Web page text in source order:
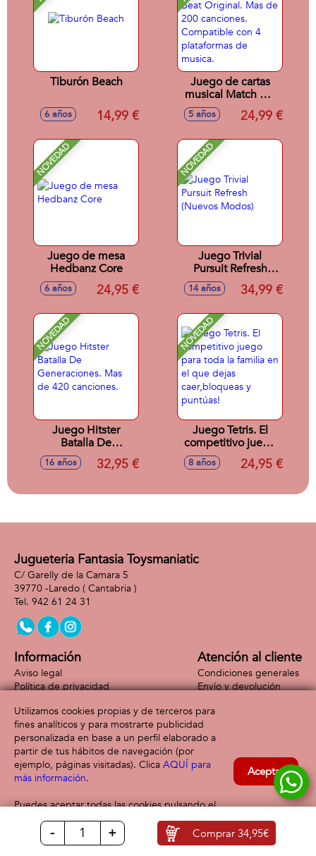
- + Comprar34,95€
Tiburón Beach
6 años 14,99 €
Juego de cartas
musical Match My
Beat Original. Mas
de 200 canciones.
plataformas de
musica.
5 años 24,99 €
NOVEDAD
Juego de mesa
Hedbanz Core
6 años 24,95 €
NOVEDAD
Juego Trivial
Pursuit Refresh
(Nuevos Modos)
14 años 34,99 €
NOVEDAD
Juego Hitster
Batalla De
Generaciones. Mas
de 420 canciones.
16 años 32,95 €
NOVEDAD
Juego Tetris. El
competitivo juego
para toda la familia
en el que dejas
puntúas!
8 años 24,95 €
Jugueteria Fantasia Toysmaniatic
C/ Garelly de la Camara 5
39770 -Laredo ( Cantabria )
942 61 24 31
Información
Aviso legal
Política de privacidad
Atención al cliente
Condiciones generales
Envío y devolución
Formas de pago
Utilizamos cookies propias y de terceros para
fines analíticos y para mostrarte publicidad
personalizada en base a un perfil elaborado a
partir de tus hábitos de navegación (por
ejemplo, páginas visitadas). Clica AQUÍ para
más información.
Puedes aceptar todas las cookies pulsando el
botón “Aceptar” o configurarlas o rechazar su
uso clicando
AQUÍ
Aceptar